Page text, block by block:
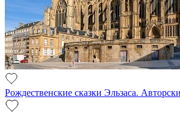
Рождественские сказки Эльзаса.